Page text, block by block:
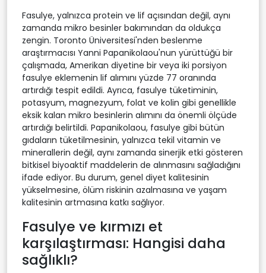
Fasulye, yalnızca protein ve lif açısından değil, aynı
zamanda mikro besinler bakımından da oldukça
zengin. Toronto Üniversitesi'nden beslenme
araştırmacısı Yanni Papanikolaou'nun yürüttüğü bir
çalışmada, Amerikan diyetine bir veya iki porsiyon
fasulye eklemenin lif alımını yüzde 77 oranında
artırdığı tespit edildi. Ayrıca, fasulye tüketiminin,
potasyum, magnezyum, folat ve kolin gibi genellikle
eksik kalan mikro besinlerin alımını da önemli ölçüde
artırdığı belirtildi. Papanikolaou, fasulye gibi bütün
gıdaların tüketilmesinin, yalnızca tekil vitamin ve
minerallerin değil, aynı zamanda sinerjik etki gösteren
bitkisel biyoaktif maddelerin de alınmasını sağladığını
ifade ediyor. Bu durum, genel diyet kalitesinin
yükselmesine, ölüm riskinin azalmasına ve yaşam
kalitesinin artmasına katkı sağlıyor.
Fasulye ve kırmızı et
karşılaştırması: Hangisi daha
sağlıklı?